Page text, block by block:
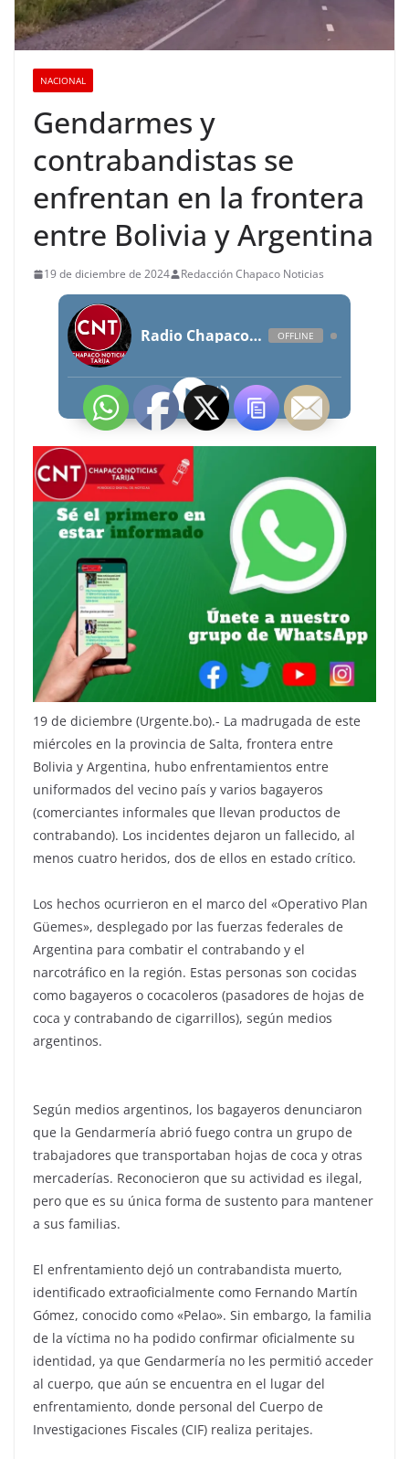
NACIONAL
Gendarmes y
contrabandistas se
enfrentan en la frontera
entre Bolivia y Argentina
19 de diciembre de 2024 Redacción Chapaco Noticias
Radio Chapaco Noticias Las 24 horas en vivo OFFLINE
19 de diciembre (Urgente.bo).- La madrugada de este
miércoles en la provincia de Salta, frontera entre
Bolivia y Argentina, hubo enfrentamientos entre
uniformados del vecino país y varios bagayeros
(comerciantes informales que llevan productos de
contrabando). Los incidentes dejaron un fallecido, al
menos cuatro heridos, dos de ellos en estado crítico.
Los hechos ocurrieron en el marco del «Operativo Plan
Güemes», desplegado por las fuerzas federales de
Argentina para combatir el contrabando y el
narcotráfico en la región. Estas personas son cocidas
como bagayeros o cocacoleros (pasadores de hojas de
coca y contrabando de cigarrillos), según medios
argentinos.
Según medios argentinos, los bagayeros denunciaron
que la Gendarmería abrió fuego contra un grupo de
trabajadores que transportaban hojas de coca y otras
mercaderías. Reconocieron que su actividad es ilegal,
pero que es su única forma de sustento para mantener
a sus familias.
El enfrentamiento dejó un contrabandista muerto,
identificado extraoficialmente como Fernando Martín
Gómez, conocido como «Pelao». Sin embargo, la familia
de la víctima no ha podido confirmar oficialmente su
identidad, ya que Gendarmería no les permitió acceder
al cuerpo, que aún se encuentra en el lugar del
enfrentamiento, donde personal del Cuerpo de
Investigaciones Fiscales (CIF) realiza peritajes.